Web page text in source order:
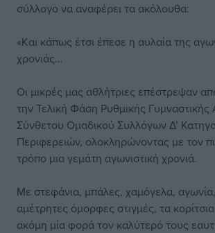
σύλλογο να αναφέρει τα ακόλουθα:
«Kαι κάπως έτσι έπεσε η αυλαία της
χρονιάς…
Οι μικρές μας αθλήτριες επέστρεψαν
την Τελική Φάση Ρυθμικής Γυμναστικής
Σύνθετου Ομαδικού Συλλόγων Δ’
Περιφερειών, ολοκληρώνοντας με τον
τρόπο μια γεμάτη αγωνιστική χρονιά.
Με στεφάνια, μπάλες, χαμόγελα,
αμέτρητες όμορφες στιγμές, τα
ακόμη μία φορά τον καλύτερό τους